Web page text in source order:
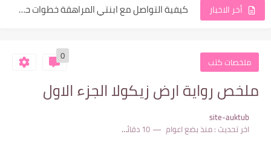
أخر الاخبار
كيفية التواصل مع ابنتي المراهقة خطوات حصرية عصرية وعملية
حل مشكلة التنمر على الشكل عند البنت المراهقة في المدرسة
ملخصات كتب 0
ملخص رواية ارض زيكولا الجزء الاول
site-auktub
اخر تحديث :منذ بضع اعوام 10 دقائق للقراءة